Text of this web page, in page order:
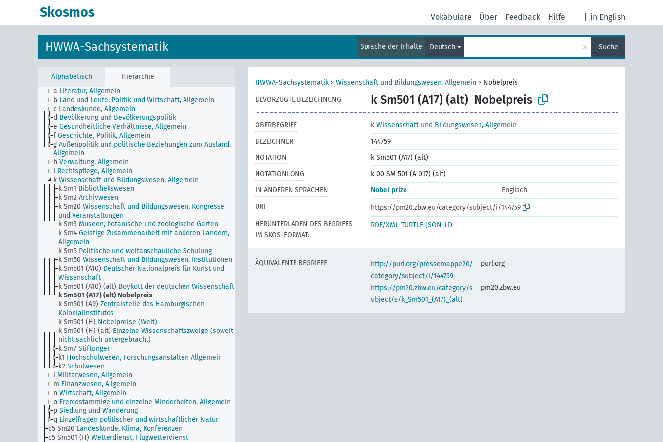
Skosmos in English
Vokabulare Über Feedback Hilfe
HWWA-Sachsystematik Sprache der Inhalte Deutsch × Suche
Alphabetisch Hierarchie
HWWA-Sachsystematik
a Literatur, Allgemein
b Land und Leute, Politik und Wirtschaft, Allgemein
c Landeskunde, Allgemein
d Bevölkerung und Bevölkerungspolitik
e Gesundheitliche Verhältnisse, Allgemein
f Geschichte, Politik, Allgemein
g Außenpolitik und politische Beziehungen zum Ausland,
Allgemein
h Verwaltung, Allgemein
i Rechtspflege, Allgemein
k Wissenschaft und Bildungswesen, Allgemein
k Sm1 Bibliothekswesen
k Sm2 Archivwesen
k Sm20 Wissenschaft und Bildungswesen, Kongresse
und Veranstaltungen
k Sm3 Museen, botanische und zoologische Gärten
k Sm4 Geistige Zusammenarbeit mit anderen Ländern,
Allgemein
k Sm5 Politische und weltanschauliche Schulung
k Sm50 Wissenschaft und Bildungswesen, Institutionen
k Sm501 (A10) Deutscher Nationalpreis für Kunst und
Wissenschaft
k Sm501 (A10) (alt) Boykott der deutschen Wissenschaft
k Sm501 (A17) (alt) Nobelpreis
k Sm501 (A9) Zentralstelle des Hamburgischen
Kolonialinstitutes
k Sm501 (H) Nobelpreise (Welt)
k Sm501 (H) (alt) Einzelne Wissenschaftszweige (soweit
nicht sachlich untergebracht)
k Sm7 Stiftungen
k1 Hochschulwesen, Forschungsanstalten Allgemein
k2 Schulwesen
l Militärwesen, Allgemein
m Finanzwesen, Allgemein
n Wirtschaft, Allgemein
o Fremdstämmige und einzelne Minderheiten, Allgemein
p Siedlung und Wanderung
q Einzelfragen politischer und wirtschaftlicher Natur
c5 Sm20 Landeskunde, Klima, Konferenzen
c5 Sm501 (H) Wetterdienst, Flugwetterdienst
HWWA-Sachsystematik > Wissenschaft und Bildungswesen, Allgemein > Nobelpreis
BEVORZUGTE BEZEICHNUNG
k Sm501 (A17) (alt) Nobelpreis
OBERBEGRIFF k Wissenschaft und Bildungswesen, Allgemein
BEZEICHNER
144759
NOTATION
k Sm501 (A17) (alt)
NOTATIONLONG
k 00 SM 501 (A 017) (alt)
IN ANDEREN SPRACHEN
Nobel prize
Englisch
URI
https://pm20.zbw.eu/category/subject/i/144759
HERUNTERLADEN DES BEGRIFFS
IM SKOS-FORMAT:
RDF/XML TURTLE JSON-LD
ÄQUIVALENTE BEGRIFFE
http://purl.org/pressemappe20/
category/subject/i/144759
purl.org
https://pm20.zbw.eu/category/s
ubject/s/k_Sm501_(A17)_(alt)
pm20.zbw.eu